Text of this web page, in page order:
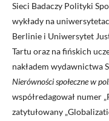
Sieci Badaczy Polityki
wykłady na
Berlinie i Uniwersytet
Tartu oraz na fińskich
nakładem wydawnictwa
Nierówności społeczne w
współredagował numer
zatytułowany